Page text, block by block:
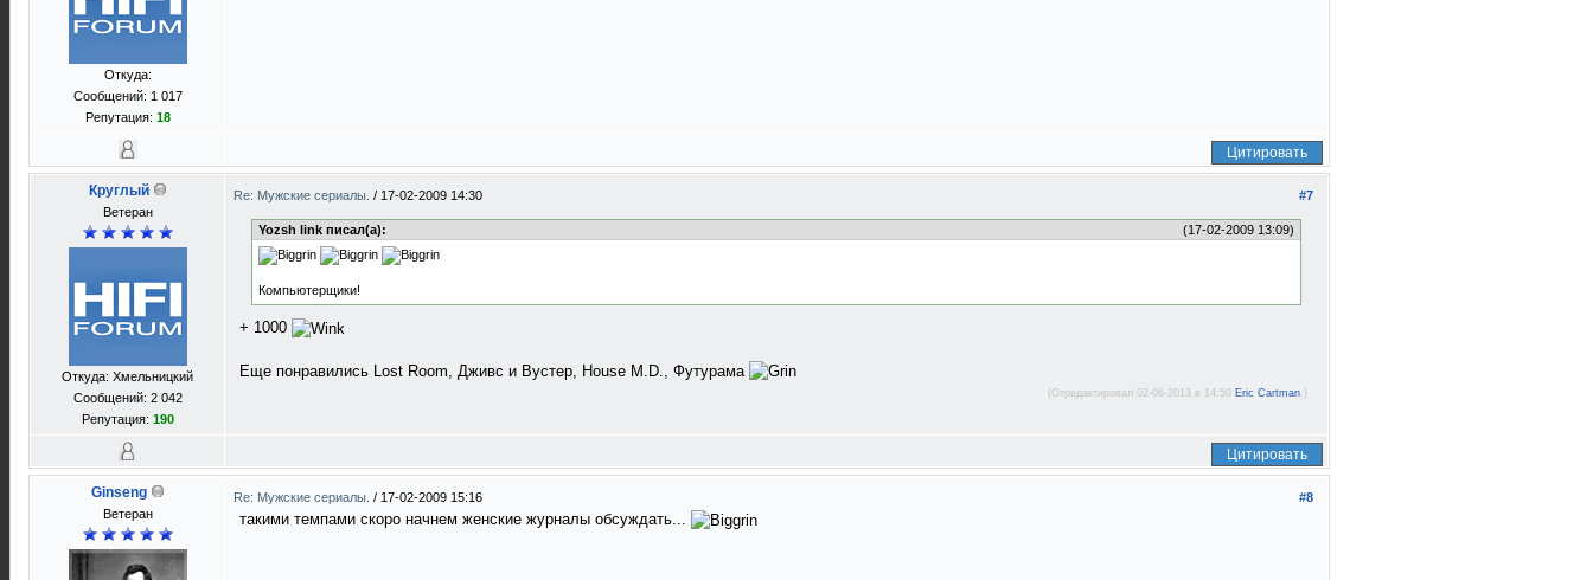
Откуда:
Сообщений: 1 017
Репутация: 18
Цитировать
Круглый
Ветеран
Откуда: Хмельницкий
Сообщений: 2 042
Репутация: 190
#7
Re: Мужские сериалы. / 17-02-2009 14:30
(17-02-2009 13:09)
Yozsh link писал(а):
Компьютерщики!
+ 1000
Еще понравились Lost Room, Дживс и Вустер, House M.D., Футурама
(Отредактировал 02-06-2013 в 14:50 Eric Cartman.)
Цитировать
Ginseng
Ветеран
#8
Re: Мужские сериалы. / 17-02-2009 15:16
такими темпами скоро начнем женские журналы обсуждать...